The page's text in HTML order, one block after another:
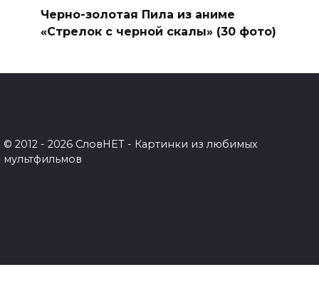
Черно-золотая Пила из аниме
«Стрелок с черной скалы» (30 фото)
© 2012 - 2026 СловНЕТ - Картинки из любимых
мультфильмов